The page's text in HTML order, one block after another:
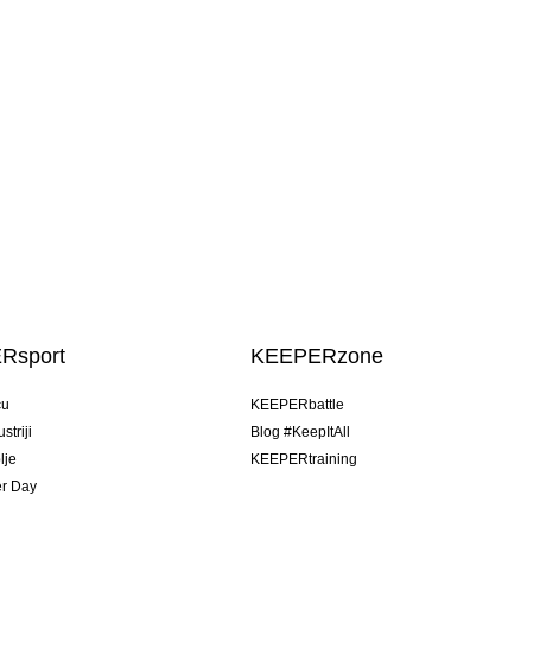
Day
KEEPERzone
KEEPERbattle
Blog #KeepItAll
KEEPERtraining